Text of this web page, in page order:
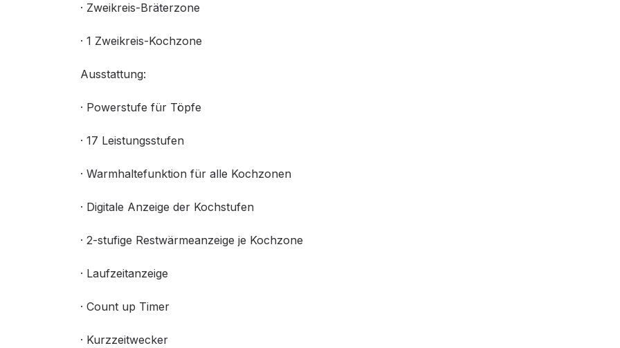
· Zweikreis-Bräterzone
· 1 Zweikreis-Kochzone
Ausstattung:
· Powerstufe für Töpfe
· 17 Leistungsstufen
· Warmhaltefunktion für alle Kochzonen
· Digitale Anzeige der Kochstufen
· 2-stufige Restwärmeanzeige je Kochzone
· Laufzeitanzeige
· Count up Timer
· Kurzzeitwecker